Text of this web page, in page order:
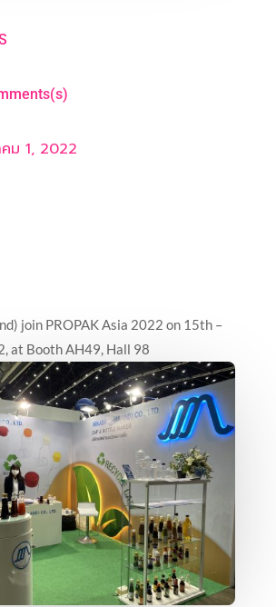
ม 1, 2022
join PROPAK Asia 2022 on 15th –
at Booth AH49, Hall 98